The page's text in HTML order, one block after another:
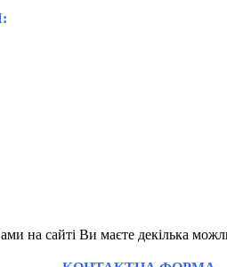
на сайті Ви маєте декілька